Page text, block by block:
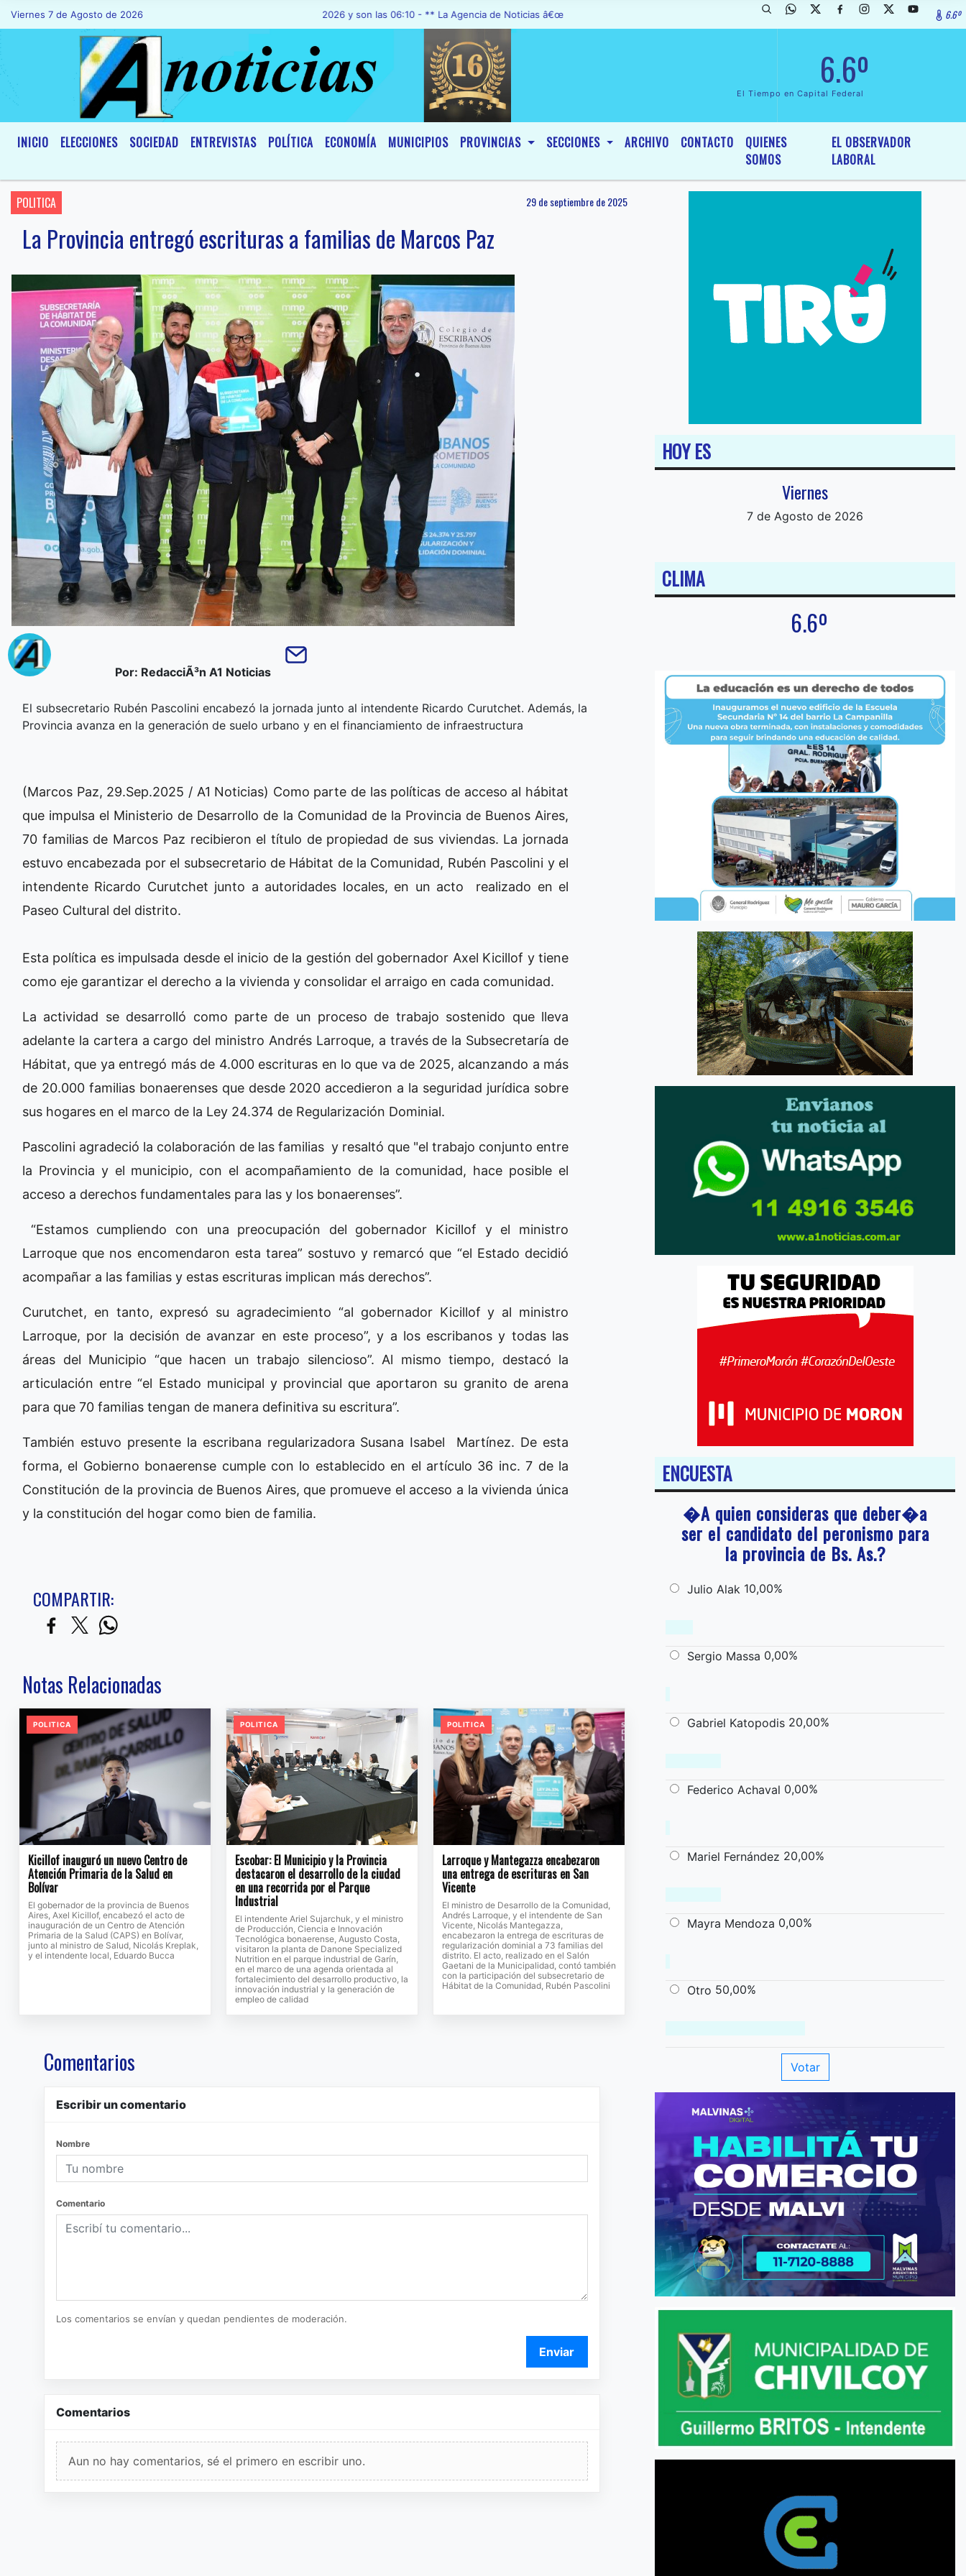
Viernes 7 de Agosto de 2026Hoy es Viernes 7 de Agosto de 2026 y son las 06:10 - ** La Agencia de Noticias â€œA1 Noticiasâ€, fue declarada de InterÃ©s General y Legislativo, por Ordenanza NÂº 6236/19 del6.6º
6.6º
El Tiempo en Capital Federal
INICIO ELECCIONES SOCIEDAD ENTREVISTAS POLÍTICA ECONOMÍA MUNICIPIOS PROVINCIAS SECCIONES ARCHIVO CONTACTO
QUIENES
SOMOS
EL OBSERVADOR
LABORAL
POLITICA 29 de septiembre de 2025
La Provincia entregó escrituras a familias de Marcos Paz
Por: RedacciÃ³n A1 Noticias
El subsecretario Rubén Pascolini encabezó la jornada junto al intendente Ricardo Curutchet. Además, la
Provincia avanza en la generación de suelo urbano y en el financiamiento de infraestructura
(Marcos Paz, 29.Sep.2025 / A1 Noticias) Como parte de las políticas de acceso al hábitat
que impulsa el Ministerio de Desarrollo de la Comunidad de la Provincia de Buenos Aires,
70 familias de Marcos Paz recibieron el título de propiedad de sus viviendas. La jornada
estuvo encabezada por el subsecretario de Hábitat de la Comunidad, Rubén Pascolini y el
intendente Ricardo Curutchet junto a autoridades locales, en un acto realizado en el
Paseo Cultural del distrito.
Esta política es impulsada desde el inicio de la gestión del gobernador Axel Kicillof y tiene
como eje garantizar el derecho a la vivienda y consolidar el arraigo en cada comunidad.
La actividad se desarrolló como parte de un proceso de trabajo sostenido que lleva
adelante la cartera a cargo del ministro Andrés Larroque, a través de la Subsecretaría de
Hábitat, que ya entregó más de 4.000 escrituras en lo que va de 2025, alcanzando a más
de 20.000 familias bonaerenses que desde 2020 accedieron a la seguridad jurídica sobre
sus hogares en el marco de la Ley 24.374 de Regularización Dominial.
Pascolini agradeció la colaboración de las familias y resaltó que "el trabajo conjunto entre
la Provincia y el municipio, con el acompañamiento de la comunidad, hace posible el
acceso a derechos fundamentales para las y los bonaerenses”.
“Estamos cumpliendo con una preocupación del gobernador Kicillof y el ministro
Larroque que nos encomendaron esta tarea” sostuvo y remarcó que “el Estado decidió
acompañar a las familias y estas escrituras implican más derechos”.
Curutchet, en tanto, expresó su agradecimiento “al gobernador Kicillof y al ministro
Larroque, por la decisión de avanzar en este proceso”, y a los escribanos y todas las
áreas del Municipio “que hacen un trabajo silencioso”. Al mismo tiempo, destacó la
articulación entre “el Estado municipal y provincial que aportaron su granito de arena
para que 70 familias tengan de manera definitiva su escritura”.
También estuvo presente la escribana regularizadora Susana Isabel Martínez. De esta
forma, el Gobierno bonaerense cumple con lo establecido en el artículo 36 inc. 7 de la
Constitución de la provincia de Buenos Aires, que promueve el acceso a la vivienda única
y la constitución del hogar como bien de familia.
COMPARTIR:
Notas Relacionadas
POLITICA
Kicillof inauguró un nuevo Centro de
Atención Primaria de la Salud en
Bolívar
El gobernador de la provincia de Buenos
Aires, Axel Kicillof, encabezó el acto de
inauguración de un Centro de Atención
Primaria de la Salud (CAPS) en Bolívar,
junto al ministro de Salud, Nicolás Kreplak,
y el intendente local, Eduardo Bucca
POLITICA
Escobar: El Municipio y la Provincia
destacaron el desarrollo de la ciudad
en una recorrida por el Parque
Industrial
El intendente Ariel Sujarchuk, y el ministro
de Producción, Ciencia e Innovación
Tecnológica bonaerense, Augusto Costa,
visitaron la planta de Danone Specialized
Nutrition en el parque industrial de Garín,
en el marco de una agenda orientada al
fortalecimiento del desarrollo productivo, la
innovación industrial y la generación de
empleo de calidad
POLITICA
Larroque y Mantegazza encabezaron
una entrega de escrituras en San
Vicente
El ministro de Desarrollo de la Comunidad,
Andrés Larroque, y el intendente de San
Vicente, Nicolás Mantegazza,
encabezaron la entrega de escrituras de
regularización dominial a 73 familias del
distrito. El acto, realizado en el Salón
Gaetani de la Municipalidad, contó también
con la participación del subsecretario de
Hábitat de la Comunidad, Rubén Pascolini
Comentarios
Escribir un comentario
Nombre
Comentario
Los comentarios se envían y quedan pendientes de moderación.
Enviar
Comentarios
Aun no hay comentarios, sé el primero en escribir uno.
HOY ES
Viernes
7 de Agosto de 2026
CLIMA
6.6º
ENCUESTA
�A quien consideras que deber�a
ser el candidato del peronismo para
la provincia de Bs. As.?
Julio Alak 10,00%
Sergio Massa 0,00%
Gabriel Katopodis 20,00%
Federico Achaval 0,00%
Mariel Fernández 20,00%
Mayra Mendoza 0,00%
Otro 50,00%